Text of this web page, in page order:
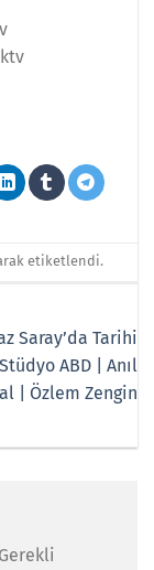
etiketlendi.
Saray’da Tarihi
ABD | Anıl
| Özlem Zengin
Gerekli